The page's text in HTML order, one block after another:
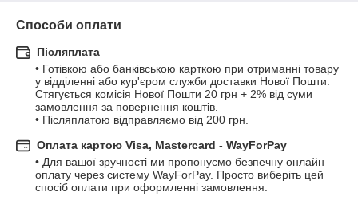
Способи оплати
Післяплата
• Готівкою або банківською карткою при отриманні товару
у відділенні або кур'єром служби доставки Нової Пошти.
Стягується комісія Нової Пошти 20 грн + 2% від суми
замовлення за повернення коштів.
• Післяплатою відправляємо від 200 грн.
Оплата картою Visa, Mastercard - WayForPay
• Для вашої зручності ми пропонуємо безпечну онлайн
оплату через систему WayForPay. Просто виберіть цей
спосіб оплати при оформленні замовлення.